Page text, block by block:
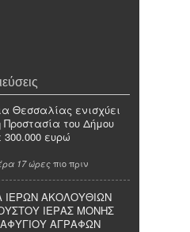
Θεσσαλίας ενισχύει
Προστασία του Δήμου
ευρώ
17 ώρες πιο πριν
ΑΚΟΛΟΥΘΙΩΝ
ΙΕΡΑΣ ΜΟΝΗΣ
ΑΓΡΑΦΩΝ